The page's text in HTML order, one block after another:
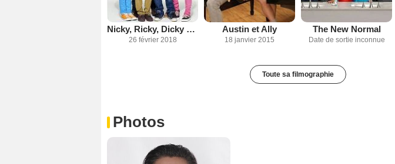
Nicky, Ricky, Dicky & Dawn
26 février 2018
Austin et Ally
18 janvier 2015
The New Normal
Date de sortie inconnue
Toute sa filmographie
Photos